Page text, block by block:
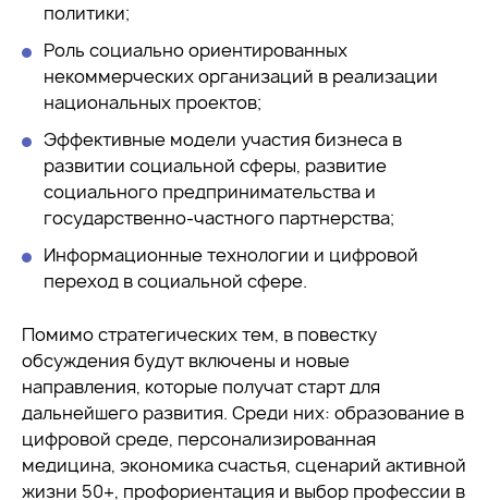
политики;
Роль социально ориентированных
некоммерческих организаций в реализации
национальных проектов;
Эффективные модели участия бизнеса в
развитии социальной сферы, развитие
социального предпринимательства и
государственно-частного партнерства;
Информационные технологии и цифровой
переход в социальной сфере.
Помимо стратегических тем, в повестку
обсуждения будут включены и новые
направления, которые получат старт для
дальнейшего развития. Среди них: образование в
цифровой среде, персонализированная
медицина, экономика счастья, сценарий активной
жизни 50+, профориентация и выбор профессии в